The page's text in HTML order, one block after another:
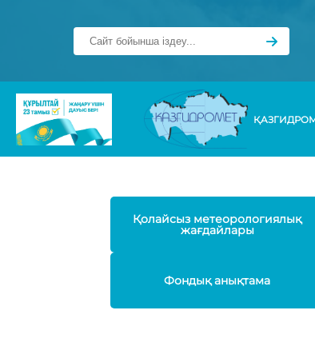
Қолайсыз метеорологиялық
жағдайлары
Фондық анықтама